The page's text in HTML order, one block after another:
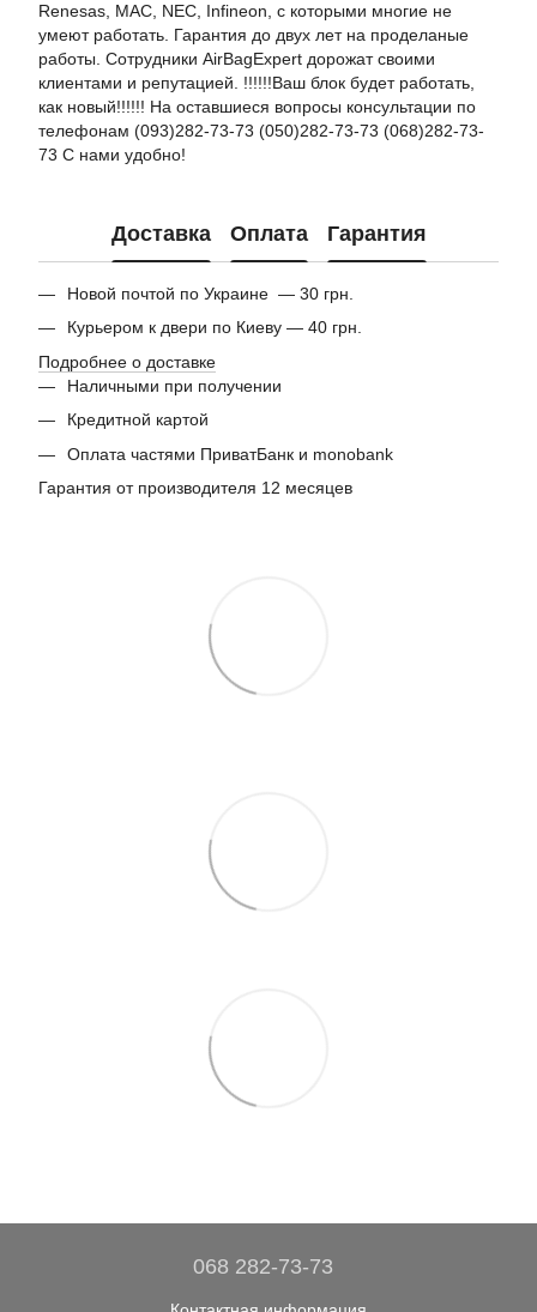
Renesas, MAC, NEC, Infineon, с которыми многие не
умеют работать. Гарантия до двух лет на проделаные
работы. Сотрудники AirBagExpert дорожат своими
клиентами и репутацией. !!!!!!Ваш блок будет работать,
как новый!!!!!! На оставшиеся вопросы консультации по
телефонам (093)282-73-73 (050)282-73-73 (068)282-73-
73 С нами удобно!
Доставка Оплата Гарантия
Новой почтой по Украине — 30 грн.
Курьером к двери по Киеву — 40 грн.
Подробнее о доставке
Наличными при получении
Кредитной картой
Оплата частями ПриватБанк и monobank
Гарантия от производителя 12 месяцев
068 282-73-73